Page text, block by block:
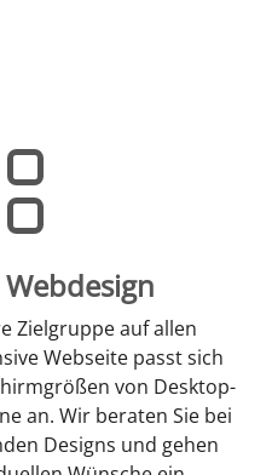
Zielgruppe auf allen
Webseite passt sich
von Desktop-
an. Wir beraten Sie bei
Designs und gehen